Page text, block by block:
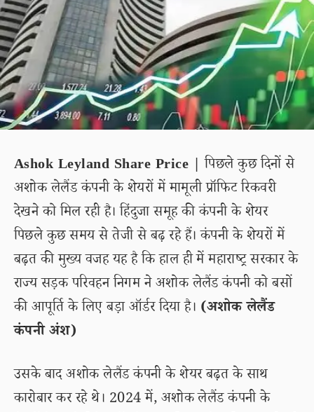
Ashok Leyland Share Price | पिछले कुछ दिनों से
अशोक लेलैंड कंपनी के शेयरों में मामूली प्रॉफिट रिकवरी
देखने को मिल रही है। हिंदुजा समूह की कंपनी के शेयर
पिछले कुछ समय से तेजी से बढ़ रहे हैं। कंपनी के शेयरों में
बढ़त की मुख्य वजह यह है कि हाल ही में महाराष्ट्र सरकार के
राज्य सड़क परिवहन निगम ने अशोक लेलैंड कंपनी को बसों
की आपूर्ति के लिए बड़ा ऑर्डर दिया है। (अशोक लेलैंड
कंपनी अंश)
उसके बाद अशोक लेलैंड कंपनी के शेयर बढ़त के साथ
कारोबार कर रहे थे। 2024 में, अशोक लेलैंड कंपनी के